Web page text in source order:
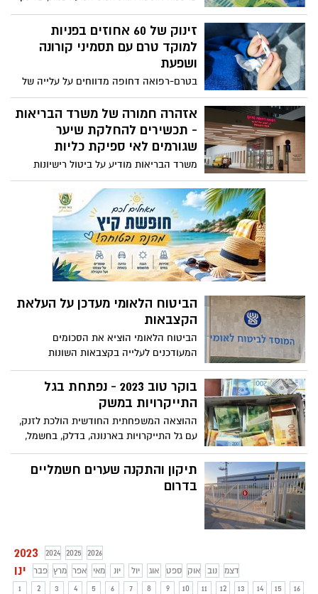
והמים והקפאת העלייה בתעריף הארנונה
למשך שנה, וגם השינוי במדרגות המס -
שבכלל השתנו בגלל האינפלציה וללא קשר
לשום תכנית ממשלתית
בשל ההצמדה למדד המחירים. המשמעות:
עבור אותו שכר נשלם פחות מס ונקבל יותר
כסף בנטו.
זינוק של 60 אחוזים בפניות
למוקד טרם עם תסמיני קורונה
ושפעת
בטרם-רפואה דחופה מדווחים על עלייה של
60% בפניות למוקדי המרפאה עם תסמיני
שפעת וקורונה בימים האחרונים: "מצפים
לעליה נוספת בפניות בשבועיים הקרובים"
אזהרה חמורה של משרד הבריאות
- תכשירים להחלקת שיער
שגורמים לאי ספיקת כליות
משרד הבריאות מודיע על ביטול רישיונות
לתמרוקים להחלקת שיער המכילים חומצה
גליאוקסילית לאחר שנמצא קשר סיבתי בין
השימוש בהם לבין תופעות לוואי חמורות ובהן
אי ספיקת כליות חמורה
הביטוח הלאומי מעדכן על העלאת
הקצבאות
הביטוח הלאומי הוציא את הסכומים
המעודכנים לעלייה בקצבאות השונות
וביניהם: קצבת נכות, קצבת ילד נכה, קצבאות
ילדים, קצבאות אזרח ותיק ועוד. בתוך כך,
קצבת הזקנה תעלה רק ב-5.3% בהתאם
למדד ולא לשכר הממוצע במשק
בוקר טוב 2023 - נפתחת בגל
התייקרויות במשק
ההוצאה המשפחתית החודשית הולכת לזנק,
עם גל התייקרויות בארנונה, בדלק, בחשמל,
במים ועוד. מנגד, השכר לא צפוי לעלות
בהתאם - מלבד שכר חברי הכנסת, השרים,
ראש הממשלה, הנשיא, ראשי ערים, שופטים
תיקון והתקנה שערים חשמליים
בדרום
2023 2024 2025 2026
ינו פבר מרץ אפר מאי יונ יול אוג ספט אוק נוב
דצמ
1
2 3 4 5 6 7 8 9 10 11 12 13 14 15
16